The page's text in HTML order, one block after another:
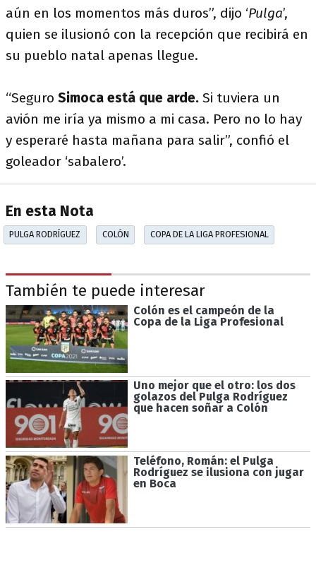
aún en los momentos más duros”, dijo ‘Pulga’,
quien se ilusionó con la recepción que recibirá en
su pueblo natal apenas llegue.
“Seguro Simoca está que arde. Si tuviera un
avión me iría ya mismo a mi casa. Pero no lo hay
y esperaré hasta mañana para salir”, confió el
goleador ‘sabalero’.
En esta Nota
PULGA RODRÍGUEZ COLÓN COPA DE LA LIGA PROFESIONAL
También te puede interesar
Colón es el campeón de la
Copa de la Liga Profesional
Uno mejor que el otro: los dos
golazos del Pulga Rodríguez
que hacen soñar a Colón
Teléfono, Román: el Pulga
Rodríguez se ilusiona con jugar
en Boca